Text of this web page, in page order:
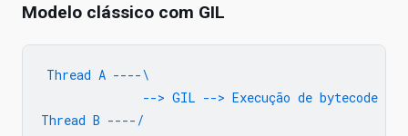
Modelo clássico com GIL
Thread A ----\
              --> GIL --> Execução de bytecode